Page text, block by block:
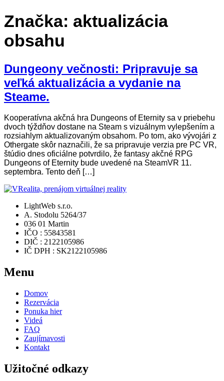
Značka: aktualizácia
obsahu
Dungeony večnosti: Pripravuje sa
veľká aktualizácia a vydanie na
Steame.
Kooperatívna akčná hra Dungeons of Eternity sa v priebehu
dvoch týždňov dostane na Steam s vizuálnym vylepšením a
rozsiahlym aktualizovaným obsahom. Po tom, ako vývojári z
Othergate skôr naznačili, že sa pripravuje verzia pre PC VR,
štúdio dnes oficiálne potvrdilo, že fantasy akčné RPG
Dungeons of Eternity bude uvedené na SteamVR 11.
septembra. Tento deň […]
LightWeb s.r.o.
A. Stodolu 5264/37
036 01 Martin
IČO : 55843581
DIČ : 2122105986
IČ DPH : SK2122105986
Menu
Domov
Rezervácia
Ponuka hier
Videá
FAQ
Zaujímavosti
Kontakt
Užitočné odkazy